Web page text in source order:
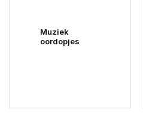
Muziek
oordopjes